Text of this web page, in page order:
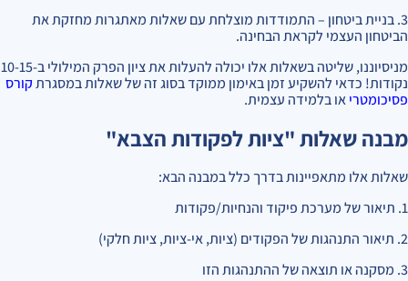
3. בניית ביטחון – התמודדות מוצלחת עם שאלות מאתגרות מחזקת את
הביטחון העצמי לקראת הבחינה.
מניסיוננו, שליטה בשאלות אלו יכולה להעלות את ציון הפרק המילולי ב-10-15
נקודות! כדאי להשקיע זמן באימון ממוקד בסוג זה של שאלות במסגרתקורס
פסיכומטריאו בלמידה עצמית.
מבנה שאלות "ציות לפקודות הצבא"
שאלות אלו מתאפיינות בדרך כלל במבנה הבא:
1. תיאור של מערכת פיקוד והנחיות/פקודות
2. תיאור התנהגות של הפקודים (ציות, אי-ציות, ציות חלקי)
3. מסקנה או תוצאה של ההתנהגות הזו